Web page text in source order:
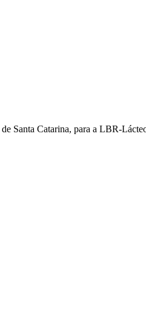
Santa Catarina, para a LBR-